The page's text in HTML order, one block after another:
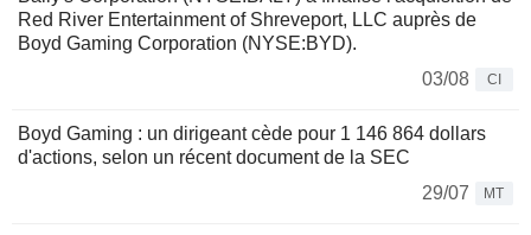
Red River Entertainment of Shreveport, LLC auprès de
Boyd Gaming Corporation (NYSE:BYD).
03/08
CI
Boyd Gaming : un dirigeant cède pour 1 146 864 dollars
d'actions, selon un récent document de la SEC
29/07
MT